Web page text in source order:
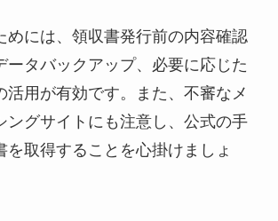
めには、領収書発行前の内容確認
ータバックアップ、必要に応じた
活用が有効です。また、不審なメ
ングサイトにも注意し、公式の手
を取得することを心掛けましょ